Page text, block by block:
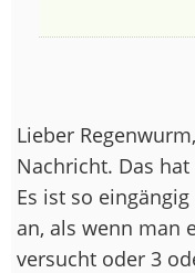
Lieber
Nachricht. Das
Es ist so
an, als wenn man
versucht oder 3